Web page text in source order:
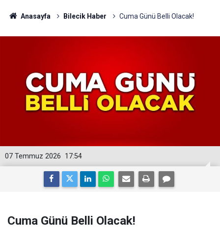
Anasayfa Bilecik Haber Cuma Günü Belli Olacak!
17:54
07 Temmuz 2026
Cuma Günü Belli Olacak!